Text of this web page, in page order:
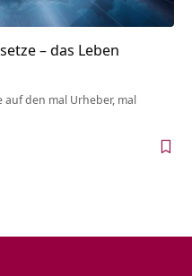
– das Leben
auf den mal Urheber, mal